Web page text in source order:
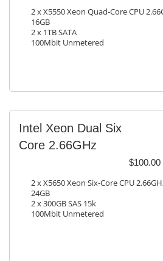
2 x X5550 Xeon Quad-Core CPU
16GB
2 x 1TB SATA
100Mbit Unmetered
$100.00
Intel Xeon Dual Six
Core 2.66GHz
2 x X5650 Xeon Six-Core CPU
24GB
2 x 300GB SAS 15k
100Mbit Unmetered